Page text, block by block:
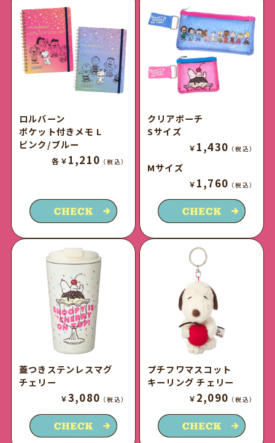
ロルバーン
ポケット付きメモ L
ピンク/ブルー
各￥ 1,210 （税込）
クリアポーチ
Sサイズ
￥ 1,430 （税込）
Mサイズ
￥ 1,760 （税込）
蓋つきステンレスマグ
チェリー
￥3,080 （税込）
プチフワマスコット
キーリング チェリー
￥ 2,090 （税込）